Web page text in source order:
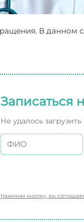
В данном
Записаться
Не удалось
Нажимая кнопку, вы